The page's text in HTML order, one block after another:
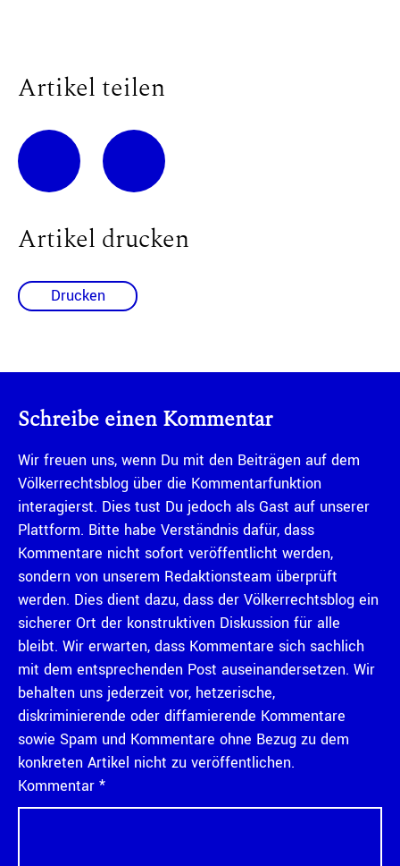
Artikel teilen
Artikel drucken
Drucken
Schreibe einen Kommentar
Wir freuen uns, wenn Du mit den Beiträgen auf dem
Völkerrechtsblog über die Kommentarfunktion
interagierst. Dies tust Du jedoch als Gast auf unserer
Plattform. Bitte habe Verständnis dafür, dass
Kommentare nicht sofort veröffentlicht werden,
sondern von unserem Redaktionsteam überprüft
werden. Dies dient dazu, dass der Völkerrechtsblog ein
sicherer Ort der konstruktiven Diskussion für alle
bleibt. Wir erwarten, dass Kommentare sich sachlich
mit dem entsprechenden Post auseinandersetzen. Wir
behalten uns jederzeit vor, hetzerische,
diskriminierende oder diffamierende Kommentare
sowie Spam und Kommentare ohne Bezug zu dem
konkreten Artikel nicht zu veröffentlichen.
Kommentar *